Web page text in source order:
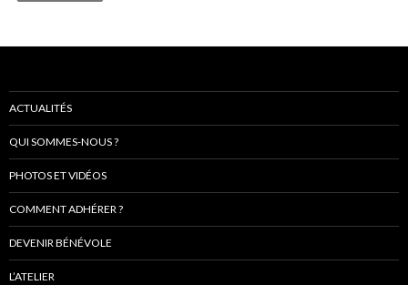
ACTUALITÉS
QUI SOMMES-NOUS ?
PHOTOS ET VIDÉOS
COMMENT ADHÉRER ?
DEVENIR BÉNÉVOLE
L’ATELIER